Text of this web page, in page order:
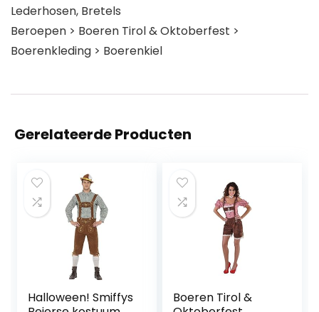
Lederhosen, Bretels
Beroepen > Boeren Tirol & Oktoberfest >
Boerenkleding > Boerenkiel
Gerelateerde Producten
Halloween! Smiffys
Boeren Tirol &